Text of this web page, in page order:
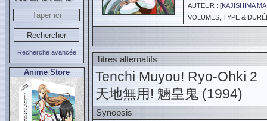
Recherche avancée
Anime Store
AUTEUR : [KAJISHIMA
VOLUMES, TYPE &
Titres alternatifs
Tenchi Muyou! Ryo-Ohki 2
天地無用! 魎皇鬼 (1994)
Synopsis